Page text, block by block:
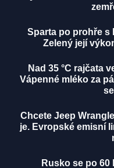
Sparta po prohře s
Zelený její
Nad 35 °C rajčata
Vápenné mléko za
Chcete Jeep
je. Evropské emisní
Rusko se po